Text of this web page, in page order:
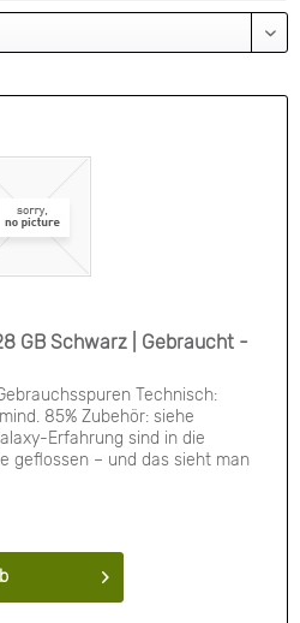
GB Schwarz | Gebraucht -
Technisch:
85% Zubehör: siehe
Erfahrung sind in die
geflossen – und das sieht man
Galaxy...